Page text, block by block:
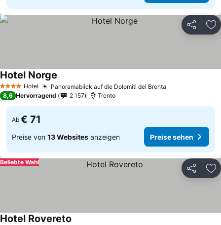
Teilen
4 Sterne Hotel Panoramablick auf die Dolomiti del Brenta
Hotel Norge
8,6 Hervorragend 2 157 Trento
Ab € 71
Preise von 13 Websites anzeigen Preise sehen
Teilen
Beliebte Wahl
Hotel Rovereto